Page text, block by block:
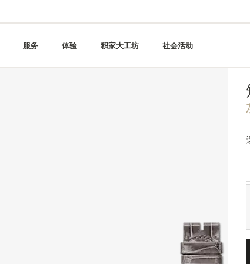
服务 体验 积家大工坊 社会活动